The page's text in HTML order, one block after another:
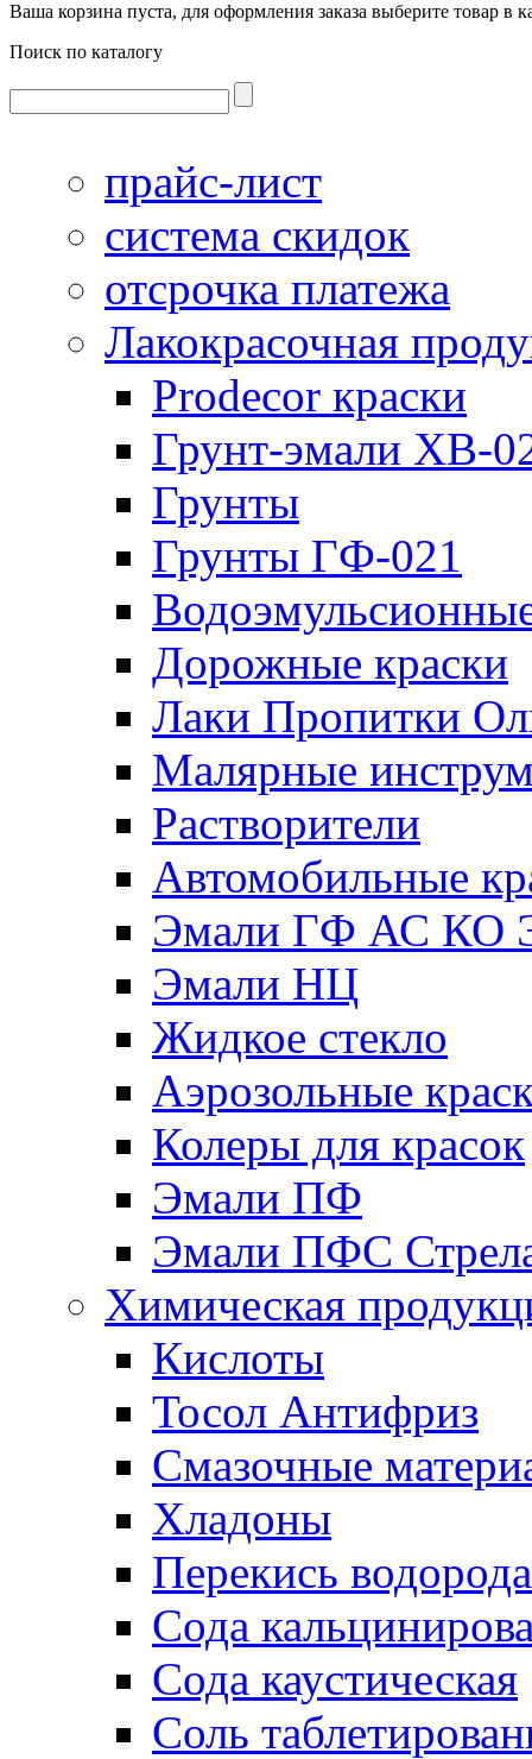
Ваша корзина пуста, для оформления заказа выберите товар в
Поиск по каталогу
прайс-лист
система скидок
отсрочка платежа
Лакокрасочная
Prodecor краски
Грунт-эмали ХВ-
Грунты
Грунты ГФ-021
Дорожные краски
Лаки Пропитки
Малярные
Растворители
Автомобильные
Эмали ГФ АС КО
Эмали НЦ
Жидкое стекло
Аэрозольные
Колеры для красок
Эмали ПФ
Эмали ПФС
Химическая
Кислоты
Тосол Антифриз
Смазочные
Хладоны
Перекись водорода
Сода
Сода каустическая
Соль